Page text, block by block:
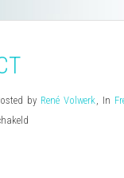
by René Volwerk, In
voor